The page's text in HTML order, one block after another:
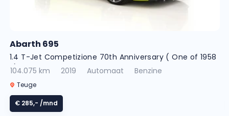
Abarth 695
1.4 T-Jet Competizione 70th Anniversary ( One of 1958
! )
104.075 km 2019 Automaat Benzine
Teuge
€ 285,- /mnd